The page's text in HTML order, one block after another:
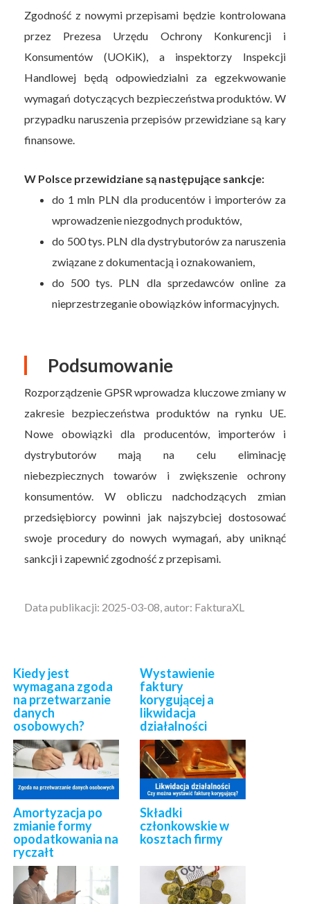
Zgodność z nowymi przepisami będzie kontrolowana
przez Prezesa Urzędu Ochrony Konkurencji i
Konsumentów (UOKiK), a inspektorzy Inspekcji
Handlowej będą odpowiedzialni za egzekwowanie
wymagań dotyczących bezpieczeństwa produktów. W
przypadku naruszenia przepisów przewidziane są kary
finansowe.
W Polsce przewidziane są następujące sankcje:
do 1 mln PLN dla producentów i importerów za
wprowadzenie niezgodnych produktów,
do 500 tys. PLN dla dystrybutorów za naruszenia
związane z dokumentacją i oznakowaniem,
do 500 tys. PLN dla sprzedawców online za
nieprzestrzeganie obowiązków informacyjnych.
Podsumowanie
Rozporządzenie GPSR wprowadza kluczowe zmiany w
zakresie bezpieczeństwa produktów na rynku UE.
Nowe obowiązki dla producentów, importerów i
dystrybutorów mają na celu eliminację
niebezpiecznych towarów i zwiększenie ochrony
konsumentów. W obliczu nadchodzących zmian
przedsiębiorcy powinni jak najszybciej dostosować
swoje procedury do nowych wymagań, aby uniknąć
sankcji i zapewnić zgodność z przepisami.
Data publikacji: 2025-03-08, autor: FakturaXL
Kiedy jest
wymagana zgoda
na przetwarzanie
danych
osobowych?
Wystawienie
faktury
korygującej a
likwidacja
działalności
Amortyzacja po
zmianie formy
opodatkowania na
ryczałt
Składki
członkowskie w
kosztach firmy